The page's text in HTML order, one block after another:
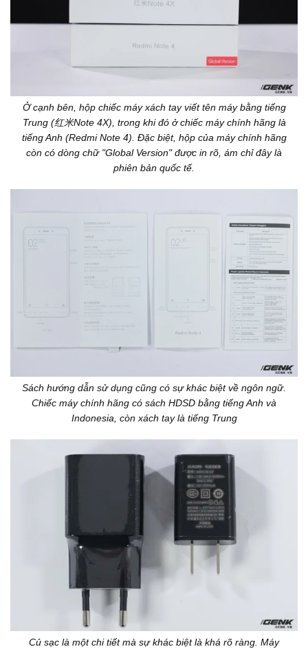
Ở cạnh bên, hộp chiếc máy xách tay viết tên máy bằng tiếng
Trung (红米Note 4X), trong khi đó ở chiếc máy chính hãng là
tiếng Anh (Redmi Note 4). Đặc biệt, hộp của máy chính hãng
còn có dòng chữ "Global Version" được in rõ, ám chỉ đây là
phiên bản quốc tế.
Sách hướng dẫn sử dụng cũng có sự khác biệt về ngôn ngữ.
Chiếc máy chính hãng có sách HDSD bằng tiếng Anh và
Indonesia, còn xách tay là tiếng Trung
Củ sạc là một chi tiết mà sự khác biệt là khá rõ ràng. Máy